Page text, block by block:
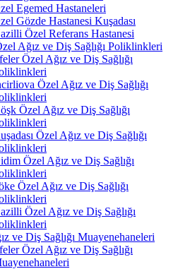
Egemed Hastaneleri
Gözde Hastanesi Kuşadası
Özel Referans Hastanesi
Ağız ve Diş Sağlığı Poliklinkleri
Özel Ağız ve Diş Sağlığı
Özel Ağız ve Diş Sağlığı
Özel Ağız ve Diş Sağlığı
Özel Ağız ve Diş Sağlığı
Özel Ağız ve Diş Sağlığı
Özel Ağız ve Diş Sağlığı
Özel Ağız ve Diş Sağlığı
ve Diş Sağlığı Muayenehaneleri
Özel Ağız ve Diş Sağlığı